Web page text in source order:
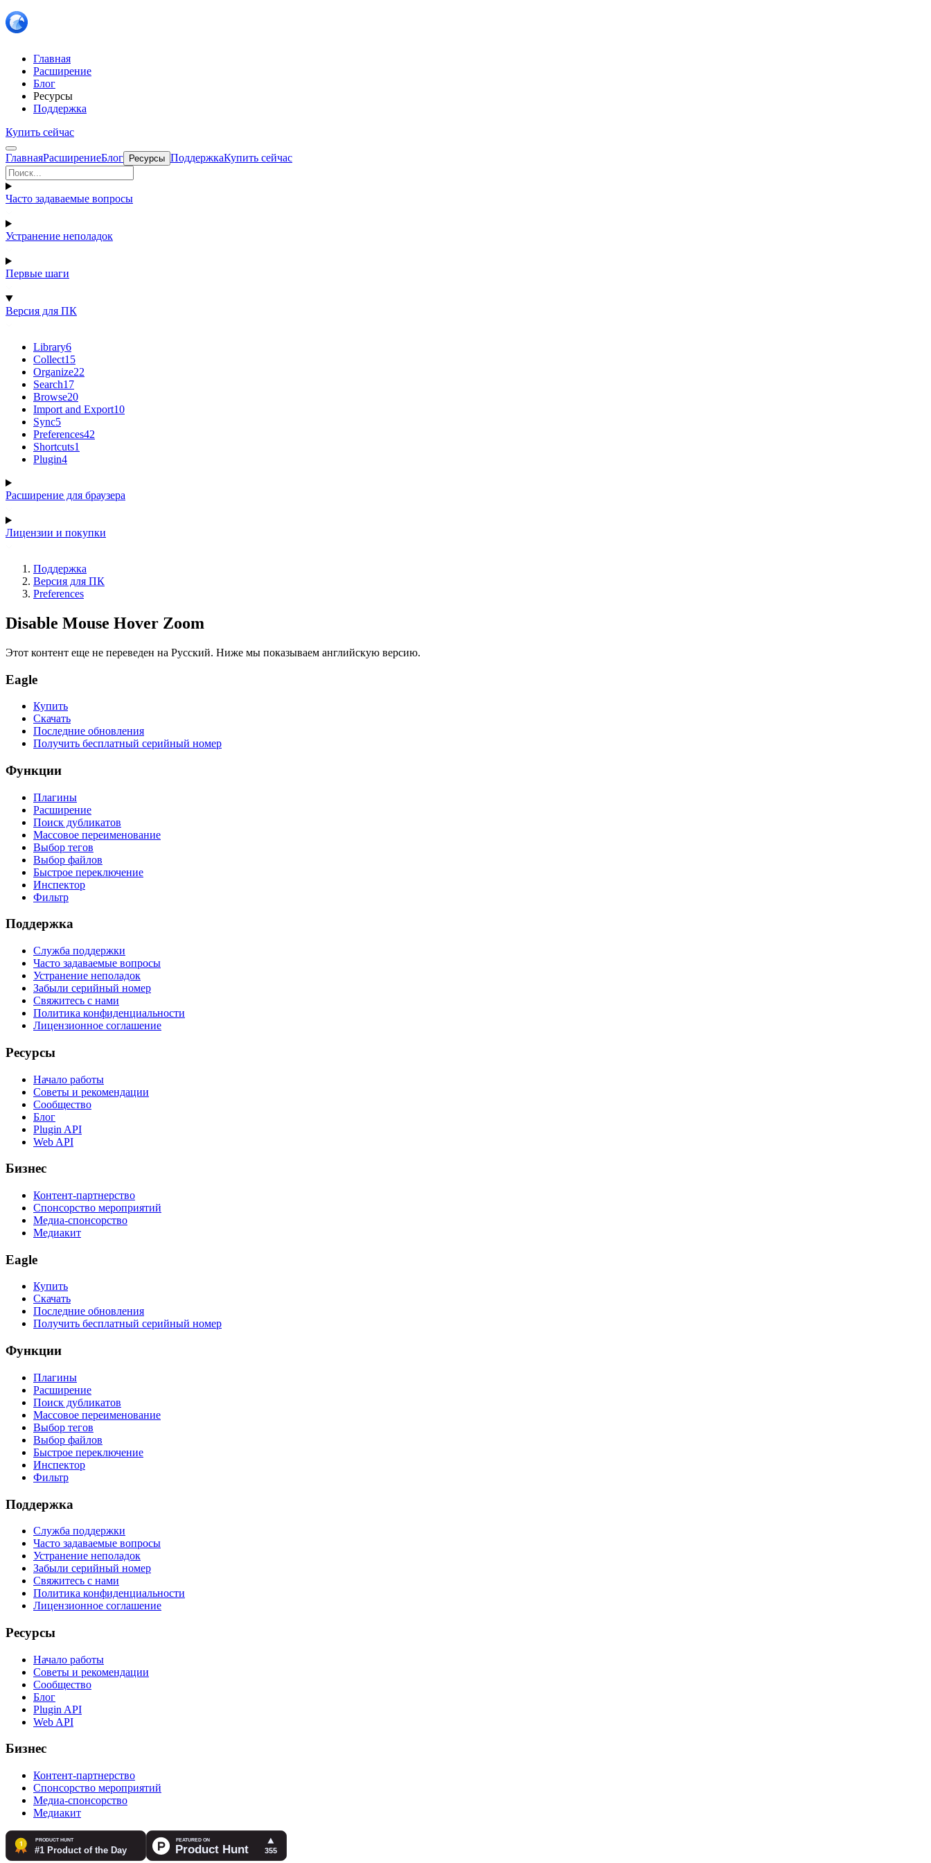
Главная
Расширение
Блог
Ресурсы
Поддержка
Купить сейчас
ГлавнаяРасширениеБлог Ресурсы ПоддержкаКупить сейчас
Часто задаваемые вопросы
Устранение неполадок
Первые шаги
Версия для ПК
Library6
Collect15
Organize22
Search17
Browse20
Import and Export10
Sync5
Preferences42
Shortcuts1
Plugin4
Расширение для браузера
Лицензии и покупки
Поддержка
Версия для ПК
Preferences
Disable Mouse Hover Zoom
Этот контент еще не переведен на Русский. Ниже мы показываем английскую версию.
Eagle
Купить
Скачать
Последние обновления
Получить бесплатный серийный номер
Функции
Плагины
Расширение
Поиск дубликатов
Массовое переименование
Выбор тегов
Выбор файлов
Быстрое переключение
Инспектор
Фильтр
Поддержка
Служба поддержки
Часто задаваемые вопросы
Устранение неполадок
Забыли серийный номер
Свяжитесь с нами
Политика конфиденциальности
Лицензионное соглашение
Ресурсы
Начало работы
Советы и рекомендации
Сообщество
Блог
Plugin API
Web API
Бизнес
Контент-партнерство
Спонсорство мероприятий
Медиа-спонсорство
Медиакит
Eagle
Купить
Скачать
Последние обновления
Получить бесплатный серийный номер
Функции
Плагины
Расширение
Поиск дубликатов
Массовое переименование
Выбор тегов
Выбор файлов
Быстрое переключение
Инспектор
Фильтр
Поддержка
Служба поддержки
Часто задаваемые вопросы
Устранение неполадок
Забыли серийный номер
Свяжитесь с нами
Политика конфиденциальности
Лицензионное соглашение
Ресурсы
Начало работы
Советы и рекомендации
Сообщество
Блог
Plugin API
Web API
Бизнес
Контент-партнерство
Спонсорство мероприятий
Медиа-спонсорство
Медиакит